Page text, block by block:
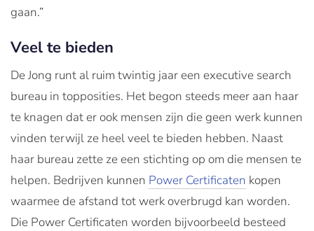
gaan.”
Veel te bieden
De Jong runt al ruim twintig jaar een executive search
bureau in topposities. Het begon steeds meer aan haar
te knagen dat er ook mensen zijn die geen werk kunnen
vinden terwijl ze heel veel te bieden hebben. Naast
haar bureau zette ze een stichting op om die mensen te
helpen. Bedrijven kunnen Power Certificaten kopen
waarmee de afstand tot werk overbrugd kan worden.
Die Power Certificaten worden bijvoorbeeld besteed